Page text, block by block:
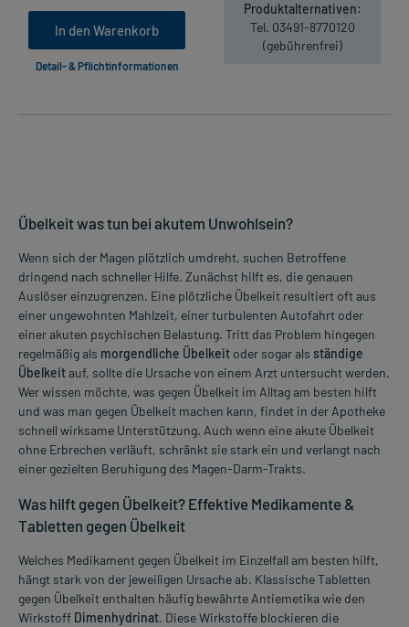
In den Warenkorb
Detail- & Pflichtinformationen
Produktalternativen:
Tel. 03491-8770120
(gebührenfrei)
Übelkeit was tun bei akutem Unwohlsein?
Wenn sich der Magen plötzlich umdreht, suchen Betroffene
dringend nach schneller Hilfe. Zunächst hilft es, die genauen
Auslöser einzugrenzen. Eine plötzliche Übelkeit resultiert oft aus
einer ungewohnten Mahlzeit, einer turbulenten Autofahrt oder
einer akuten psychischen Belastung. Tritt das Problem hingegen
regelmäßig als morgendliche Übelkeit oder sogar als ständige
Übelkeitauf, sollte die Ursache von einem Arzt untersucht werden.
Wer wissen möchte, was gegen Übelkeit im Alltag am besten hilft
und was man gegen Übelkeit machen kann, findet in der Apotheke
schnell wirksame Unterstützung. Auch wenn eine akute Übelkeit
ohne Erbrechen verläuft, schränkt sie stark ein und verlangt nach
einer gezielten Beruhigung des Magen-Darm-Trakts.
Was hilft gegen Übelkeit? Effektive Medikamente &
Tabletten gegen Übelkeit
Welches Medikament gegen Übelkeit im Einzelfall am besten hilft,
hängt stark von der jeweiligen Ursache ab. Klassische Tabletten
gegen Übelkeit enthalten häufig bewährte Antiemetika wie den
Wirkstoff Dimenhydrinat. Diese Wirkstoffe blockieren die